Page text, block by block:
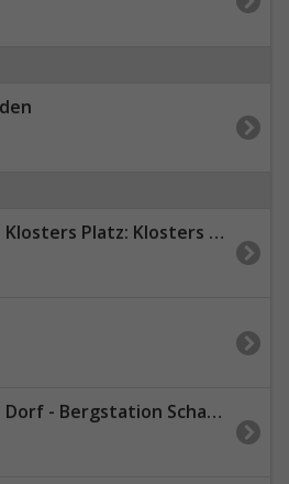
Platz: Klosters - Bündelti
- Bergstation Schaffürggli